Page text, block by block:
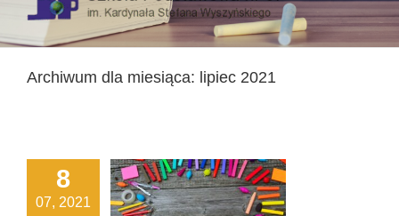
Archiwum dla miesiąca: lipiec 2021
8
07, 2021